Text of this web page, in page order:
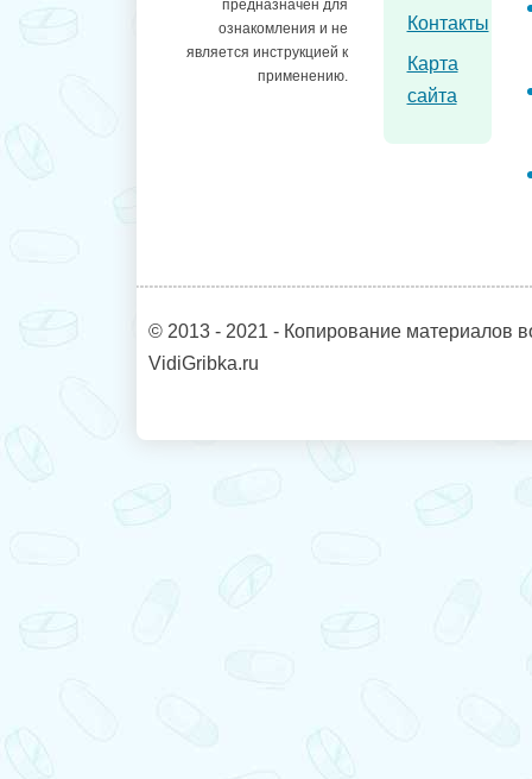
предназначен для
ознакомления и не
является инструкцией к
применению.
Контакты
Карта
сайта
© 2013 - 2021 - Копирование материалов
VidiGribka.ru